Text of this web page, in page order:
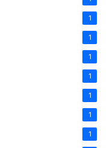
1
1
1
1
1
1
1